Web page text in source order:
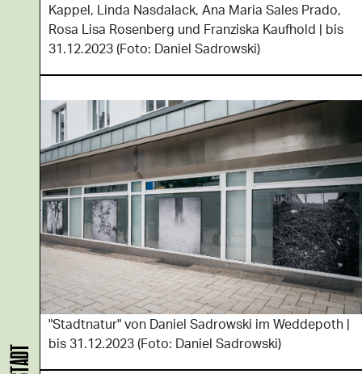
Kappel, Linda Nasdalack, Ana Maria Sales Prado,
Rosa Lisa Rosenberg und Franziska Kaufhold | bis
31.12.2023 (Foto: Daniel Sadrowski)
"Stadtnatur" von Daniel Sadrowski im Weddepoth |
bis 31.12.2023 (Foto: Daniel Sadrowski)